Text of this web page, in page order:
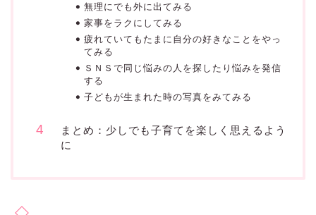
無理にでも外に出てみる
家事をラクにしてみる
疲れていてもたまに自分の好きなことをやっ
てみる
ＳＮＳで同じ悩みの人を探したり悩みを発信
する
子どもが生まれた時の写真をみてみる
まとめ：少しでも子育てを楽しく思えるよう
に